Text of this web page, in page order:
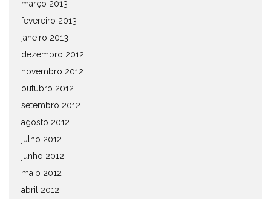
março 2013
fevereiro 2013
janeiro 2013
dezembro 2012
novembro 2012
outubro 2012
setembro 2012
agosto 2012
julho 2012
junho 2012
maio 2012
abril 2012